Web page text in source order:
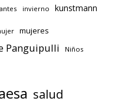
invierno kunstmann
mujeres
Panguipulli Niños
salud